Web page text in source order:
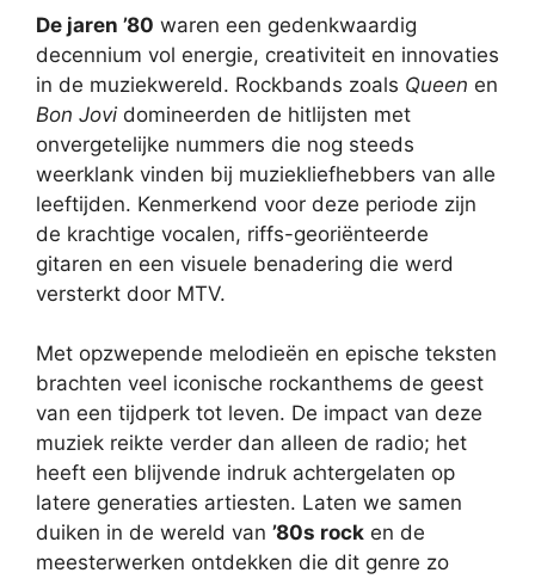
De jaren ’80 waren een gedenkwaardig
decennium vol energie, creativiteit en innovaties
in de muziekwereld. Rockbands zoals Queen en
Bon Jovi domineerden de hitlijsten met
onvergetelijke nummers die nog steeds
weerklank vinden bij muziekliefhebbers van alle
leeftijden. Kenmerkend voor deze periode zijn
de krachtige vocalen, riffs-georiënteerde
gitaren en een visuele benadering die werd
versterkt door MTV.
Met opzwepende melodieën en epische teksten
brachten veel iconische rockanthems de geest
van een tijdperk tot leven. De impact van deze
muziek reikte verder dan alleen de radio; het
heeft een blijvende indruk achtergelaten op
latere generaties artiesten. Laten we samen
duiken in de wereld van ’80s rock en de
meesterwerken ontdekken die dit genre zo